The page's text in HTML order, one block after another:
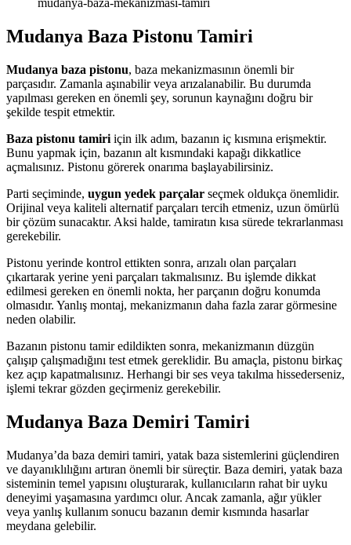
mudanya-baza-mekanizmasi-tamiri
Mudanya Baza Pistonu Tamiri
Mudanya baza pistonu, baza mekanizmasının önemli bir
parçasıdır. Zamanla aşınabilir veya arızalanabilir. Bu durumda
yapılması gereken en önemli şey, sorunun kaynağını doğru bir
şekilde tespit etmektir.
Baza pistonu tamiri için ilk adım, bazanın iç kısmına erişmektir.
Bunu yapmak için, bazanın alt kısmındaki kapağı dikkatlice
açmalısınız. Pistonu görerek onarıma başlayabilirsiniz.
Parti seçiminde, uygun yedek parçalar seçmek oldukça önemlidir.
Orijinal veya kaliteli alternatif parçaları tercih etmeniz, uzun ömürlü
bir çözüm sunacaktır. Aksi halde, tamiratın kısa sürede tekrarlanması
gerekebilir.
Pistonu yerinde kontrol ettikten sonra, arızalı olan parçaları
çıkartarak yerine yeni parçaları takmalısınız. Bu işlemde dikkat
edilmesi gereken en önemli nokta, her parçanın doğru konumda
olmasıdır. Yanlış montaj, mekanizmanın daha fazla zarar görmesine
neden olabilir.
Bazanın pistonu tamir edildikten sonra, mekanizmanın düzgün
çalışıp çalışmadığını test etmek gereklidir. Bu amaçla, pistonu birkaç
kez açıp kapatmalısınız. Herhangi bir ses veya takılma hissederseniz,
işlemi tekrar gözden geçirmeniz gerekebilir.
Mudanya Baza Demiri Tamiri
Mudanya’da baza demiri tamiri, yatak baza sistemlerini güçlendiren
ve dayanıklılığını artıran önemli bir süreçtir. Baza demiri, yatak baza
sisteminin temel yapısını oluşturarak, kullanıcıların rahat bir uyku
deneyimi yaşamasına yardımcı olur. Ancak zamanla, ağır yükler
veya yanlış kullanım sonucu bazanın demir kısmında hasarlar
meydana gelebilir.